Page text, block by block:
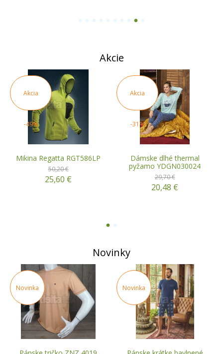
9
Akcie
Akcia
-49%
Mikina Regatta RGT586LP
50,20 €
25,60 €
Akcia
-31%
Dámske dlhé thermal
pyžamo YDGN030024
29,70 €
20,48 €
1
Novinky
Novinka Novinka